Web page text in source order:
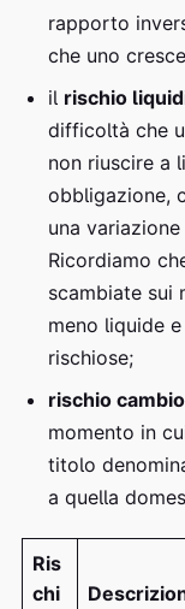
rapporto
che uno
il rischio
difficoltà che
non riuscire a
obbligazione,
una
Ricordiamo
scambiate sui
meno liquide
rischiose;
rischio cambio
momento in
titolo
a quella
Ris
chi